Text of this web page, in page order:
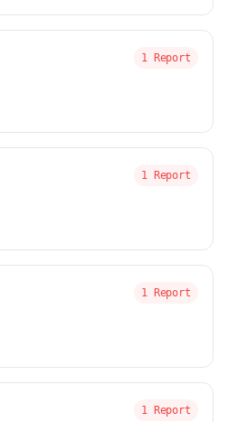
1 Report
1 Report
1 Report
1 Report